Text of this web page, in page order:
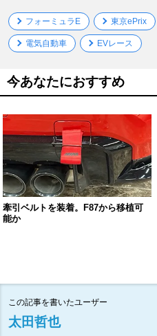
フォーミュラE 東京ePrix
電気自動車 EVレース
今あなたにおすすめ
牽引ベルトを装着。F87から移植可
能か
この記事を書いたユーザー
太田哲也